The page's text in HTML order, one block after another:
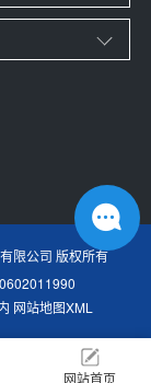
限公司 版权所有
网站地图XML
网站首页